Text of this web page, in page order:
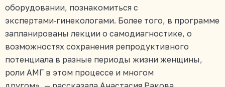
оборудовании, познакомиться с
экспертами‑гинекологами. Более того, в программе
запланированы лекции о самодиагностике, о
возможностях сохранения репродуктивного
потенциала в разные периоды жизни женщины,
роли АМГ в этом процессе и многом